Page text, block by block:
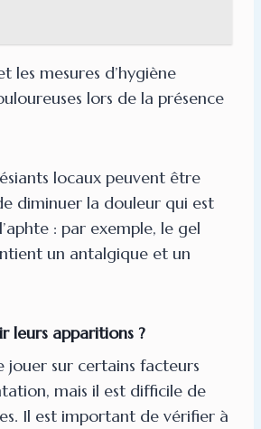
les mesures d’hygiène
lors de la présence
locaux peuvent être
diminuer la douleur qui est
: par exemple, le gel
un antalgique et un
leurs apparitions ?
jouer sur certains facteurs
mais il est difficile de
Il est important de vérifier à